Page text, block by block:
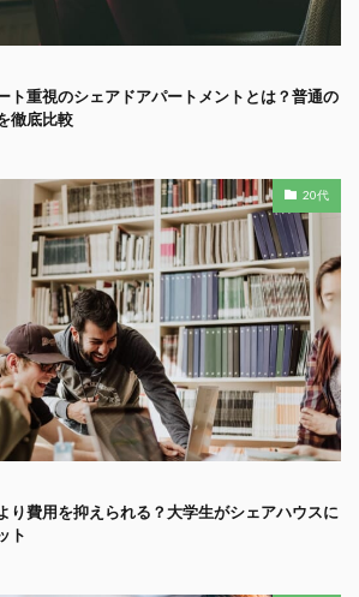
ト重視のシェアドアパートメントとは？普通の
徹底比較
20代
り費用を抑えられる？大学生がシェアハウスに
ト